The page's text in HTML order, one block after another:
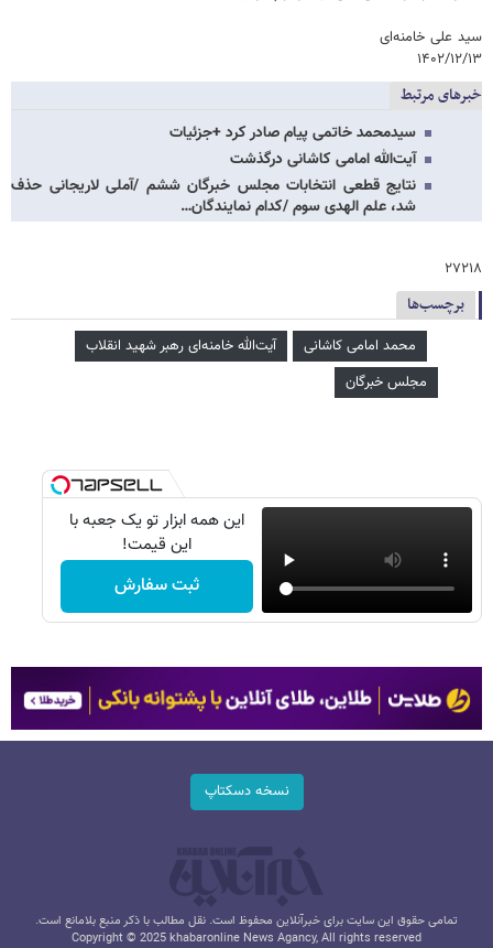
سید علی خامنه‌ای
۱۴۰۲/۱۲/۱۳
خبرهای مرتبط
سیدمحمد خاتمی پیام صادر کرد +جزئیات
آیت‌الله امامی کاشانی درگذشت
نتایج قطعی انتخابات مجلس خبرگان ششم /آملی لاریجانی حذف
شد، علم الهدی سوم /کدام نمایندگان…
۲۷۲۱۸
برچسب‌ها
محمد امامی کاشانی
آیت‌الله خامنه‌ای رهبر شهید انقلاب
مجلس خبرگان
این همه ابزار تو یک جعبه با
این قیمت!
ثبت سفارش
نسخه دسکتاپ
تمامی حقوق این سایت برای خبرآنلاین محفوظ است. نقل مطالب با ذکر منبع بلامانع است.
Copyright © 2025 khabaronline News Agancy, All rights reserved